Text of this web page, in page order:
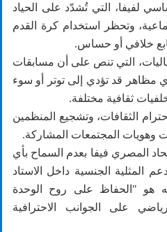
لفيفا، التي تُشدّد على الحياد
وتحظر استخدام كرة القدم
خلافي أو حساس.
التي تنص على أن مسابقات
مظاهر قد تؤدي إلى توتر أو سوء
ثقافية مختلفة.
الثقافات، وتشجيع المنظمين
وهويات المجتمعات المشاركة.
المصري فيفا بعدم السماح بأي
المثلية الجنسية داخل الاستاد
هو "الحفاظ على روح الوحدة
على الجوانب الاحترافية